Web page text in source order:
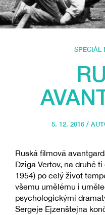
SPECIÁL
5. 12. 2016 /
Ruská filmová
Dziga Vertov, na druhé
1954) po celý život
všemu umělému i
psychologickými
Sergeje Ejzenštejna